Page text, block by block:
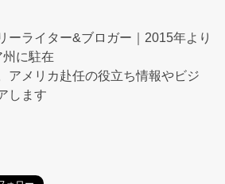
ーライター&ブロガー｜2015年より
に駐在
アメリカ赴任の役立ち情報やビジ
します